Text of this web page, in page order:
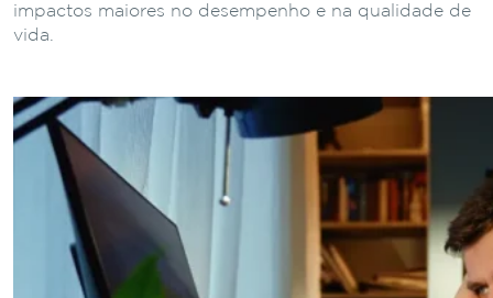
impactos maiores no desempenho e na qualidade de
vida.